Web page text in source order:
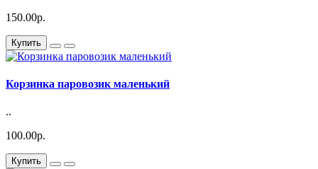
150.00р.
Купить
Корзинка паровозик маленький
..
100.00р.
Купить